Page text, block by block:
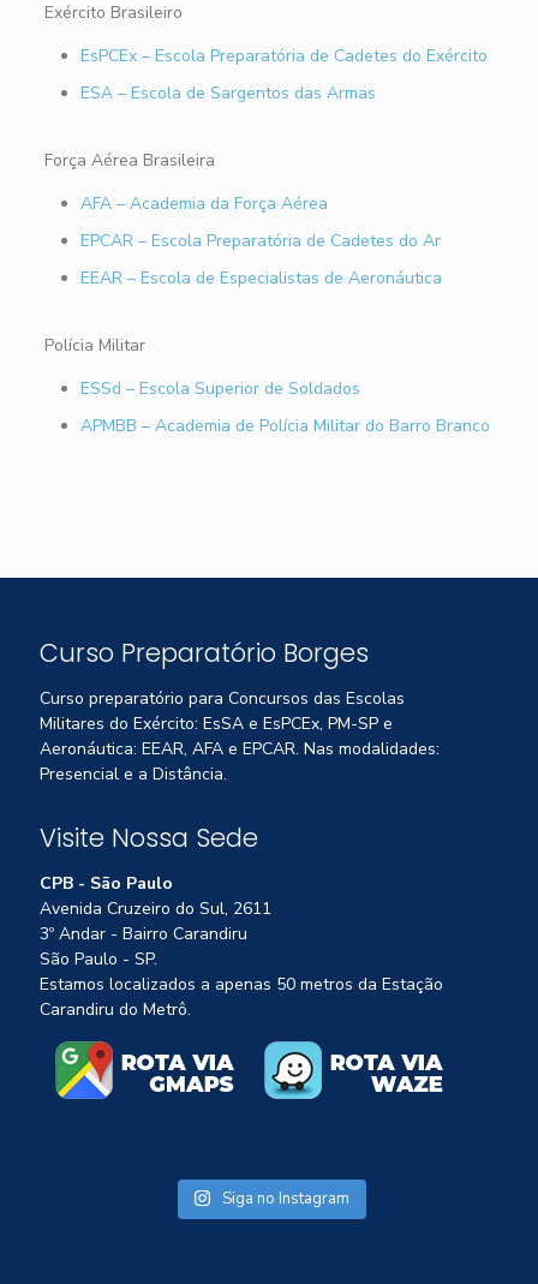
Exército Brasileiro
EsPCEx – Escola Preparatória de Cadetes do Exército
ESA – Escola de Sargentos das Armas
Força Aérea Brasileira
AFA – Academia da Força Aérea
EPCAR – Escola Preparatória de Cadetes do Ar
EEAR – Escola de Especialistas de Aeronáutica
Polícia Militar
ESSd – Escola Superior de Soldados
APMBB – Academia de Polícia Militar do Barro Branco
Curso Preparatório Borges
Curso preparatório para Concursos das Escolas
Militares do Exército: EsSA e EsPCEx, PM-SP e
Aeronáutica: EEAR, AFA e EPCAR. Nas modalidades:
Presencial e a Distância.
Visite Nossa Sede
CPB - São Paulo
Avenida Cruzeiro do Sul, 2611
3º Andar - Bairro Carandiru
São Paulo - SP.
Estamos localizados a apenas 50 metros da Estação
Carandiru do Metrô.
Siga no Instagram